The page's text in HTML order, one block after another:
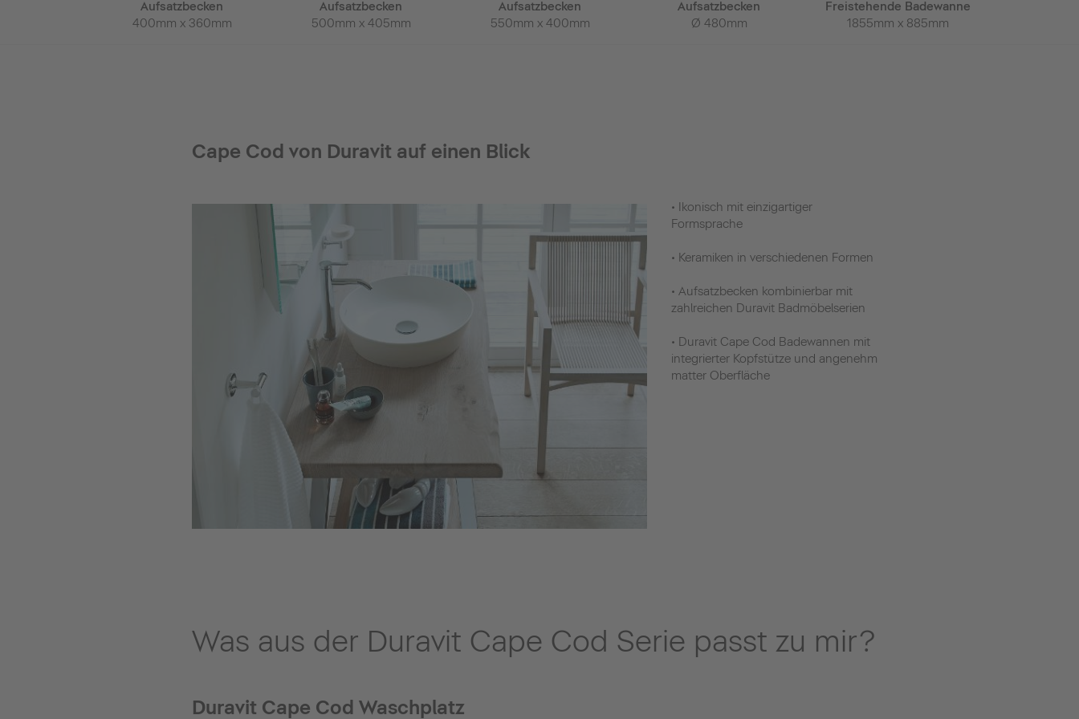
Aufsatzbecken
400mm x 360mm
Aufsatzbecken
500mm x 405mm
Aufsatzbecken
550mm x 400mm
Aufsatzbecken
Ø 480mm
Freistehende Badewanne
1855mm x 885mm
Cape Cod von Duravit auf einen Blick
• Ikonisch mit einzigartiger
Formsprache
• Keramiken in verschiedenen Formen
• Aufsatzbecken kombinierbar mit
zahlreichen Duravit Badmöbelserien
• Duravit Cape Cod Badewannen mit
integrierter Kopfstütze und angenehm
matter Oberfläche
Was aus der Duravit Cape Cod Serie passt zu mir?
Duravit Cape Cod Waschplatz